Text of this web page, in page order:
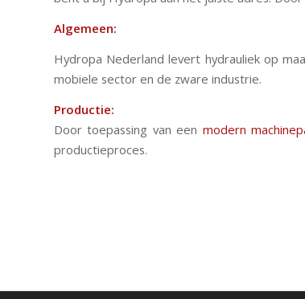
Algemeen:
Hydropa Nederland levert hydrauliek op
mobiele sector en de zware industrie.
Productie:
Door toepassing van een modern
productieproces.